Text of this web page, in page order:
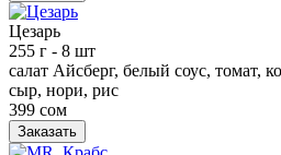
Цезарь
255 г - 8 шт
салат Айсберг, белый соус, томат,
сыр, нори, рис
399 сом
Заказать